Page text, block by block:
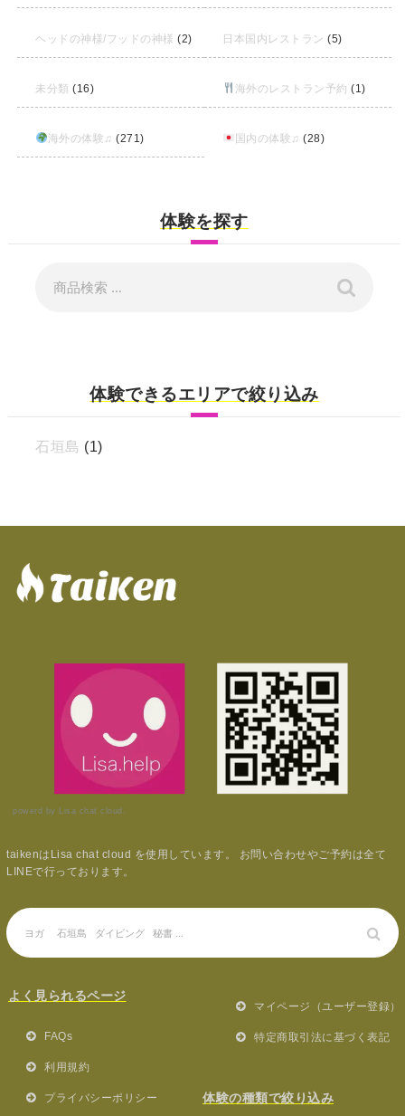
ヘッドの神様/フッドの神様 (2) 日本国内レストラン (5)
未分類 (16) 海外のレストラン予約 (1)
海外の体験♫ (271) 国内の体験♫ (28)
体験を探す
体験できるエリアで絞り込み
石垣島 (1)
powerd by Lisa chat cloud.
taikenはLisa chat cloud を使用しています。 お問い合わせやご予約は全て
LINEで行っております。
よく見られるページ
FAQs
利用規約
プライバシーポリシー
マイページ（ユーザー登録）
特定商取引法に基づく表記
体験の種類で絞り込み